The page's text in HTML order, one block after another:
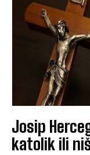
Josip
katolik ili